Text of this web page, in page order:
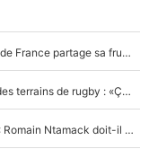
Mis de côté par Fabien Galthié, un joueur du XV de France partage sa frustration : «ils ne me l’ont pas dit tout de suite»
La raison d'être de Matthieu Jalibert en dehors des terrains de rugby : «Ça m'atteint autant que si tu touches à un membre de ma famille»
XV de France - Matthieu Jalibert a tout changé : Romain Ntamack doit-il s’inquiéter pour sa place à un an de la Coupe du monde ?